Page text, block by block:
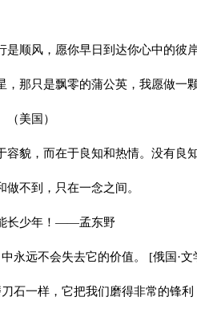
是顺风，愿你早日到达你心中的彼岸
，那只是飘零的蒲公英，我愿做一
美国）
容貌，而在于良知和热情。没有良
不到，只在一念之间。
长少年！——孟东野
永远不会失去它的价值。 [俄国·
石一样，它把我们磨得非常的锋